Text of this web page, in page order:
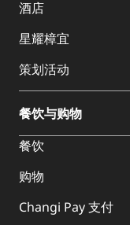
酒店
星耀樟宜
策划活动
餐饮与购物
餐饮
购物
Changi Pay 支付